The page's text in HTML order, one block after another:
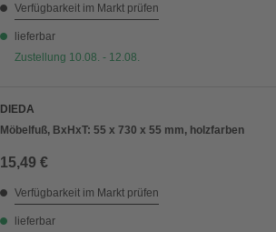
Verfügbarkeit im Markt prüfen
lieferbar
Zustellung 10.08. - 12.08.
DIEDA
Möbelfuß, BxHxT: 55 x 730 x 55 mm, holzfarben
15,49 €
Verfügbarkeit im Markt prüfen
lieferbar